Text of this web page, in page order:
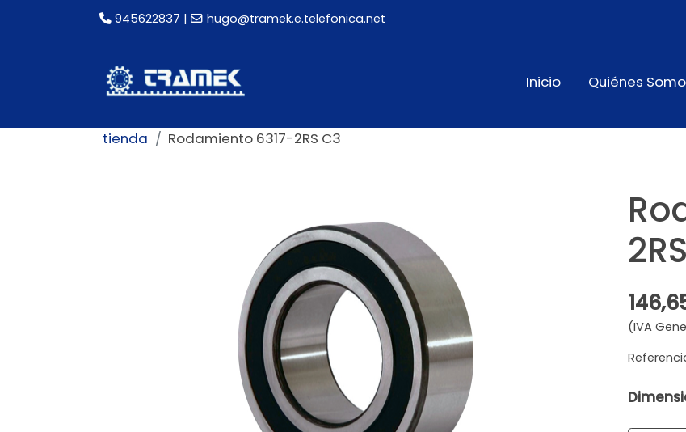
945622837 | hugo@tramek.e.telefonica.net
Inicio Quiénes
tienda Rodamiento 6317-2RS C3
(IVA